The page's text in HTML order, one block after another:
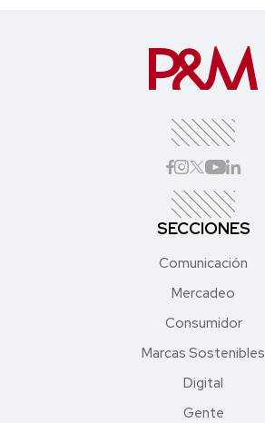
SECCIONES
Comunicación
Mercadeo
Consumidor
Marcas Sostenibles
Digital
Gente